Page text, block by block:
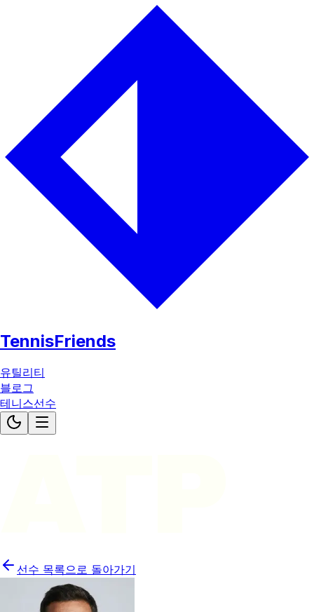
TennisFriends
유틸리티
블로그
테니스선수
선수 목록으로 돌아가기